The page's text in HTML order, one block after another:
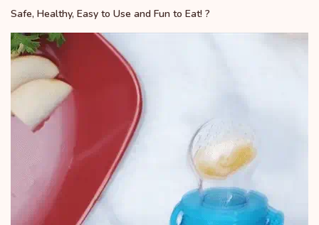
Safe, Healthy, Easy to Use and Fun to Eat! ?